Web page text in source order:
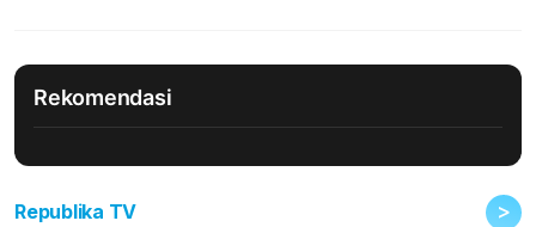
Rekomendasi
Republika TV >